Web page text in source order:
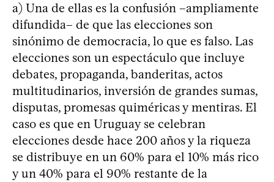
a) Una de ellas es la confusión –ampliamente
difundida– de que las elecciones son
sinónimo de democracia, lo que es falso. Las
elecciones son un espectáculo que incluye
debates, propaganda, banderitas, actos
multitudinarios, inversión de grandes sumas,
disputas, promesas quiméricas y mentiras. El
caso es que en Uruguay se celebran
elecciones desde hace 200 años y la riqueza
se distribuye en un 60% para el 10% más rico
y un 40% para el 90% restante de la